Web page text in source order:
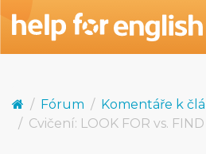
Fórum
Komentáře k
Cvičení: LOOK FOR vs. FIND